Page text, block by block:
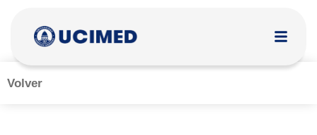
Volver